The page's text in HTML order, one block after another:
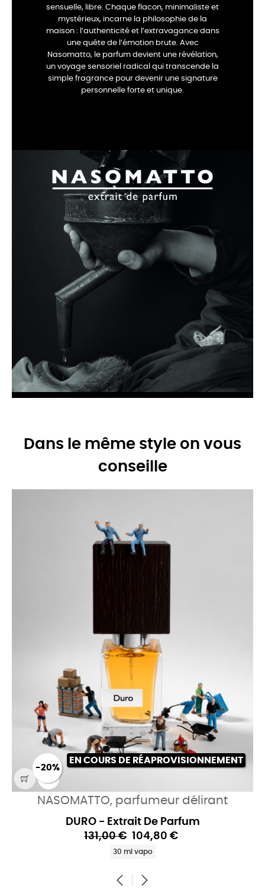
sensuelle, libre. Chaque flacon, minimaliste et
mystérieux, incarne la philosophie de la
maison : l’authenticité et l’extravagance dans
une quête de l’émotion brute. Avec
Nasomatto, le parfum devient une révélation,
un voyage sensoriel radical qui transcende la
simple fragrance pour devenir une signature
personnelle forte et unique.
Dans le même style on vous
conseille
-20%
EN COURS DE RÉAPROVISIONNEMENT
NASOMATTO, parfumeur délirant
DURO - Extrait De Parfum
131,00 € 104,80 €
30 ml vapo